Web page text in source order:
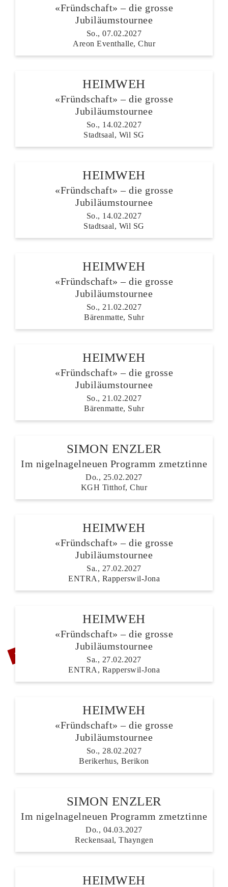
«Fründschaft» – die grosse
Jubiläumstournee
So., 07.02.2027
Areon Eventhalle, Chur
HEIMWEH
«Fründschaft» – die grosse
Jubiläumstournee
So., 14.02.2027
Stadtsaal, Wil SG
HEIMWEH
«Fründschaft» – die grosse
Jubiläumstournee
So., 14.02.2027
Stadtsaal, Wil SG
HEIMWEH
«Fründschaft» – die grosse
Jubiläumstournee
So., 21.02.2027
Bärenmatte, Suhr
HEIMWEH
«Fründschaft» – die grosse
Jubiläumstournee
So., 21.02.2027
Bärenmatte, Suhr
SIMON ENZLER
Im nigelnagelneuen Programm zmetztinne
Do., 25.02.2027
KGH Titthof, Chur
HEIMWEH
«Fründschaft» – die grosse
Jubiläumstournee
Sa., 27.02.2027
ENTRA, Rapperswil-Jona
ZUSATZSHOW
HEIMWEH
«Fründschaft» – die grosse
Jubiläumstournee
Sa., 27.02.2027
ENTRA, Rapperswil-Jona
HEIMWEH
«Fründschaft» – die grosse
Jubiläumstournee
So., 28.02.2027
Berikerhus, Berikon
SIMON ENZLER
Im nigelnagelneuen Programm zmetztinne
Do., 04.03.2027
Reckensaal, Thayngen
HEIMWEH